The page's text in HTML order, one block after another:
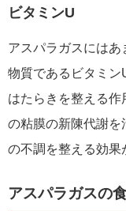
ビタミンU
アスパラガスには
物質であるビタミ
はたらきを整える
の粘膜の新陳代謝を
の不調を整える効果
アスパラガスの